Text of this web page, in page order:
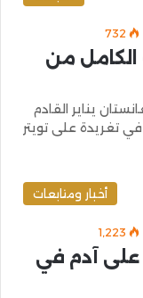
732
الكامل من
يناير القادم
في تغريدة على تويتر
أخبار ومتابعات
1٬223
على آدم في